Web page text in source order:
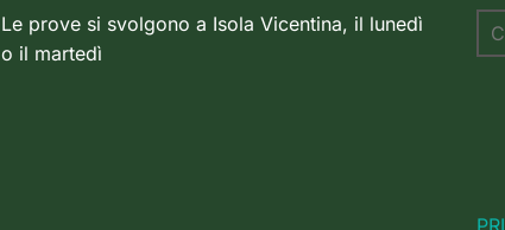
Le prove si svolgono a Isola Vicentina, il lunedì
o il martedì